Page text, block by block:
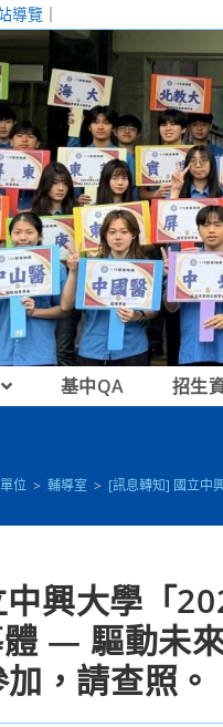
導覽 ｜
基中QA 招生
位 > 輔導室 > [訊息轉知] 國立中
興大學「
— 驅動未
，請查照。